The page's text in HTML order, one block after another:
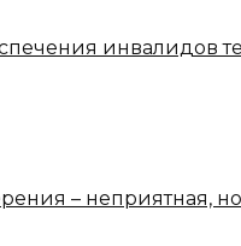
инвалидов
– неприятная,